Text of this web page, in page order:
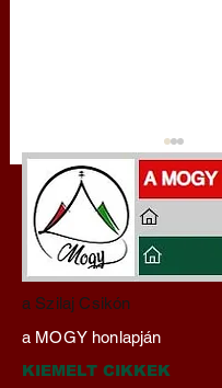
Darai Lajos:
Naplóbölcsességeim
(2023)
a Szilaj Csikón
a MOGY honlapján
KIEMELT CIKKEK